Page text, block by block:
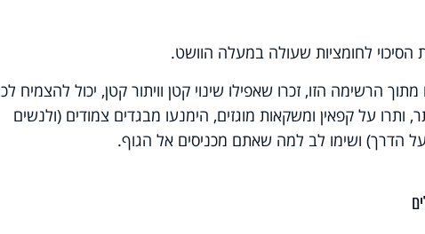
לחומציות שעולה במעלה הוושט.
הרשימה הזו, זכרו שאפילו שינוי קטן וויתור קטן, יכול להצמיח
ותרו על קפאין ומשקאות מוגזים, הימנעו מבגדים צמודים (ולנשים
הדרך) ושימו לב למה שאתם מכניסים אל הגוף.